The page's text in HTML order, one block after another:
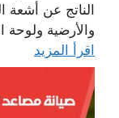
الناتج عن
والأرضية ولوحة
اقرأ المزيد